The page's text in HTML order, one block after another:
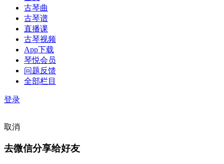
古琴曲
古琴谱
直播课
古琴视频
App下载
琴悦会员
问题反馈
全部栏目
登录
取消
去微信分享给好友